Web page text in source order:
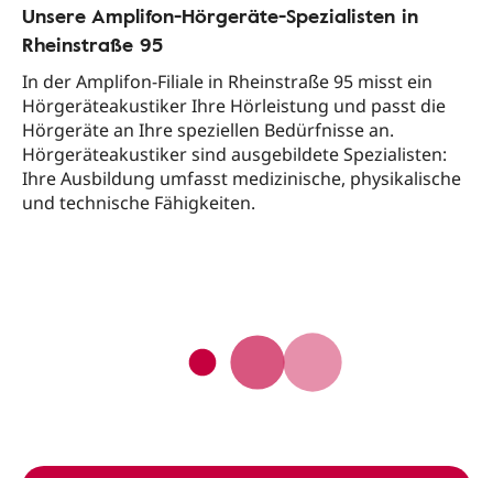
Unsere Amplifon-Hörgeräte-Spezialisten in
Rheinstraße 95
In der Amplifon-Filiale in Rheinstraße 95 misst ein
Hörgeräteakustiker Ihre Hörleistung und passt die
Hörgeräte an Ihre speziellen Bedürfnisse an.
Hörgeräteakustiker sind ausgebildete Spezialisten:
Ihre Ausbildung umfasst medizinische, physikalische
und technische Fähigkeiten.